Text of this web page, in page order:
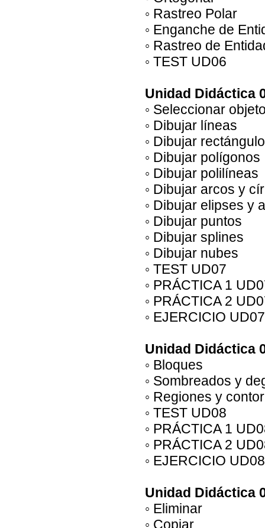
◦ Rastreo Polar
◦ Enganche de
◦ Rastreo de
◦ TEST UD06
Unidad Didáctica
◦ Seleccionar
◦ Dibujar líneas
◦ Dibujar
◦ Dibujar polígonos
◦ Dibujar polilíneas
◦ Dibujar arcos y
◦ Dibujar elipses y
◦ Dibujar puntos
◦ Dibujar splines
◦ Dibujar nubes
◦ TEST UD07
◦ PRÁCTICA 1
◦ PRÁCTICA 2
◦ EJERCICIO
Unidad Didáctica
◦ Bloques
◦ Sombreados y
◦ Regiones y
◦ TEST UD08
◦ PRÁCTICA 1
◦ PRÁCTICA 2
◦ EJERCICIO
Unidad Didáctica
◦ Eliminar
◦ Copiar